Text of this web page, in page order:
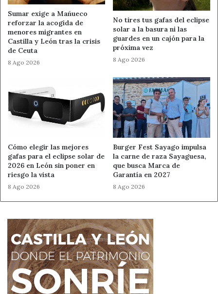
Entre ambos fuegos suman 560,64 hectáreas afectadas
según los datos difundidos a partir de la información de la
Junta de Castilla y León.
León, en alerta por calor, viento
La Junta mantiene la situación de alerta por riesgo
meteorológico de incendios forestales en toda Castilla y
León entre el5 y el 8 de julio de 2026. El episodio está
marcado por altas temperaturas, baja humedad, viento y
posibles tormentas con aparato eléctrico.
Durante este periodo se prohíbe encender fuego en el
monte y en espacios abiertos. También quedan
zonas forestales y en la franja de400 metros
del monte.
La Junta recuerda queINFORCYLofrece información en
tiempo real sobre incendios activos, circunstancias,
medios implicados y datos relevantes. Además, durante la
Sumar exige a Mañueco
reforzar la acogida de
menores migrantes en
Castilla y León tras la crisis
de Ceuta
8 Ago 2026
No tires tus gafas del eclipse
solar a la basura ni las
guardes en un cajón para la
próxima vez
8 Ago 2026
Cómo elegir las mejores
gafas para el eclipse solar de
2026 en León sin poner en
riesgo la vista
8 Ago 2026
Burger Fest Sayago impulsa
la carne de raza Sayaguesa,
que busca Marca de
Garantía en 2027
8 Ago 2026